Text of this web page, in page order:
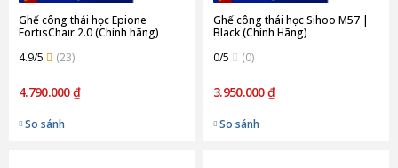
Ghế công thái học Epione
FortisChair 2.0 (Chính hãng)
4.9/5
(23)
4.790.000 ₫
So sánh
Ghế công thái học Sihoo M57 |
Black (Chính Hãng)
0/5
(0)
3.950.000 ₫
So sánh